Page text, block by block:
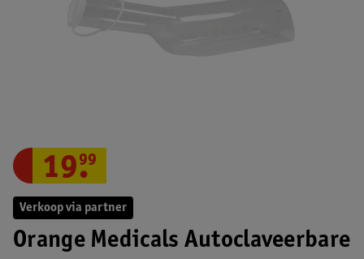
Verkoop via partner
Orange Medicals Autoclaveerbare
19.
99